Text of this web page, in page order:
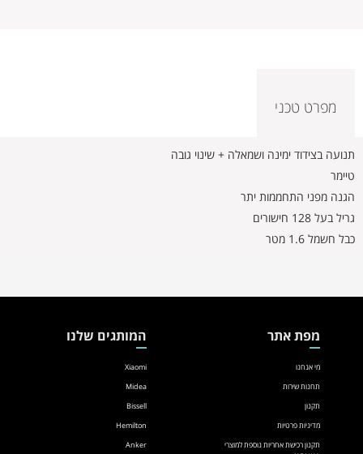
מפרט טכני
תנועה בצידוד ימינה ושמאלה + שינוי גובה
טיימר
הגנה מפני התחממות יתר
גריל בעל 128 חישורים
כבל חשמל 1.6 מטר
מפת אתר
מי אנחנו
תחנות שירות
תקנון
מדיניות פרטיות
תקנון רכישת אחריות נוספת למוצרי
המותגים שלנו
Xiaomi
Midea
Bissell
Hemilton
Anker